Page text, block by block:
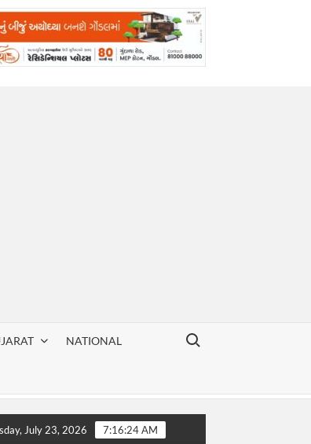
NATIONAL
Search for:
સરકારની તાત્કાલિક સ્પષ્ટતા : જથ્થો પૂરતો છે, અફવાઓથી
July 23, 2026 7:16:24 AM